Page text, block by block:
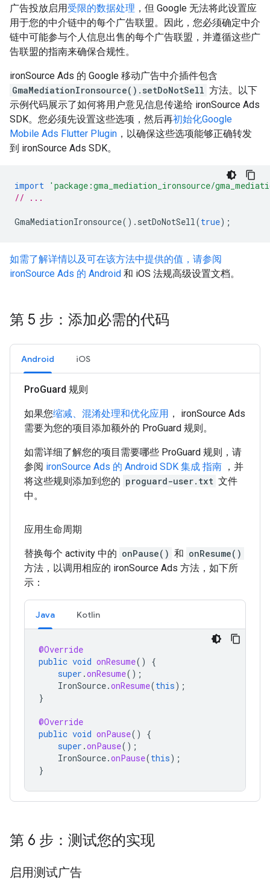
广告投放启用受限的数据处理 ，但 Google 无法将此设置应
用于您的中介链中的每个广告联盟。因此，您必须确定中介
链中可能参与个人信息出售的每个广告联盟，并遵循这些广
告联盟的指南来确保合规性。
ironSource Ads 的 Google 移动广告中介插件包含
GmaMediationIronsource().setDoNotSell 方法。以下
示例代码展示了如何将用户意见信息传递给 ironSource Ads
SDK。您必须先设置这些选项，然后再初始化Google
Mobile Ads Flutter Plugin ，以确保这些选项能够正确转发
到 ironSource Ads SDK。
import
'package:gma_mediation_ironsource/
// ...
GmaMediationIronsource(). setDoNotSell (true);
如需了解详情以及可在该方法中提供的值，请参阅
ironSource Ads 的 Android 和 iOS 法规高级设置文档。
第 5 步：添加必需的代码
Android iOS
ProGuard 规则
如果您缩减、混淆处理和优化应用 ， ironSource Ads
需要为您的项目添加额外的 ProGuard 规则。
如需详细了解您的项目需要哪些 ProGuard 规则，请
参阅 ironSource Ads 的 Android SDK 集成 指南 ，并
将这些规则添加到您的 proguard-user.txt 文件
中。
应用生命周期
替换每个 activity 中的 onPause() 和 onResume()
方法，以调用相应的 ironSource Ads 方法，如下所
示：
Java Kotlin
@Override
public void onResume()
{
super .onResume();
IronSource.onResume(this);
}
@Override
public void onPause()
{
super .onPause();
IronSource.onPause(this);
}
第 6 步：测试您的实现
启用测试广告